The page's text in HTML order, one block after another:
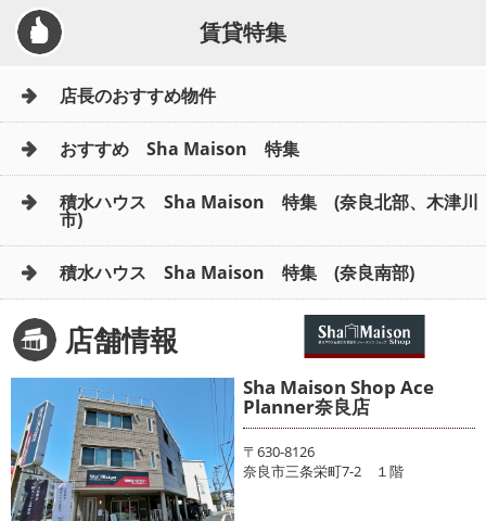
賃貸特集
店長のおすすめ物件
おすすめ Sha Maison 特集
積水ハウス Sha Maison 特集 (奈良北部、木津川
市)
積水ハウス Sha Maison 特集 (奈良南部)
店舗情報
Sha Maison Shop Ace
Planner奈良店
〒630-8126
奈良市三条栄町7-2 １階